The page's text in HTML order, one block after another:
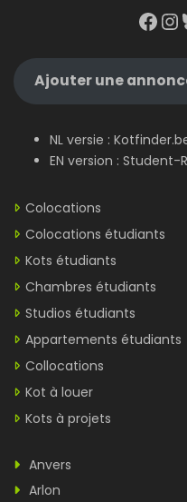
Ajouter une
NL versie :
EN version : Student-
Colocations
Colocations étudiants
Kots étudiants
Chambres étudiants
Studios étudiants
Appartements étudiants
Collocations
Kot à louer
Kots à projets
Anvers
Arlon